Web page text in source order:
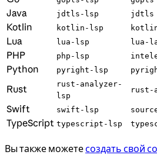
Java jdtls-lsp jdtls
Kotlin kotlin-lsp
Lua lua-lsp lua-
PHP php-lsp
Python pyright-lsp
Rust
rust-analyzer-
lsp
rust-
Swift swift-lsp
TypeScript typescript-lsp
Вы также можетесоздать свой